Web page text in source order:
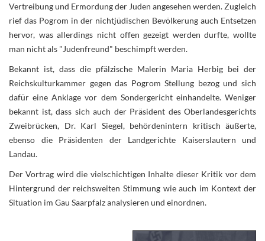
Vertreibung und Ermordung der Juden angesehen werden. Zugleich
rief das Pogrom in der nichtjüdischen Bevölkerung auch Entsetzen
hervor, was allerdings nicht offen gezeigt werden durfte, wollte
man nicht als "Judenfreund" beschimpft werden.
Bekannt ist, dass die pfälzische Malerin Maria Herbig bei der
Reichskulturkammer gegen das Pogrom Stellung bezog und sich
dafür eine Anklage vor dem Sondergericht einhandelte. Weniger
bekannt ist, dass sich auch der Präsident des Oberlandesgerichts
Zweibrücken, Dr. Karl Siegel, behördenintern kritisch äußerte,
ebenso die Präsidenten der Landgerichte Kaiserslautern und
Landau.
Der Vortrag wird die vielschichtigen Inhalte dieser Kritik vor dem
Hintergrund der reichsweiten Stimmung wie auch im Kontext der
Situation im Gau Saarpfalz analysieren und einordnen.